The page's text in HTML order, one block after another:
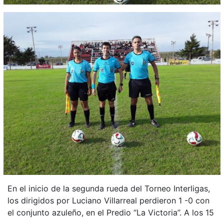
En el inicio de la segunda rueda del Torneo Interligas,
los dirigidos por Luciano Villarreal perdieron 1 -0 con
el conjunto azuleño, en el Predio “La Victoria”. A los 15